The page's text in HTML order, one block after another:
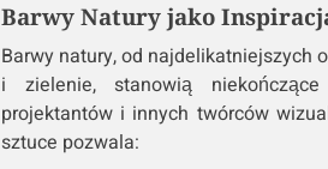
Barwy Natury jako
Barwy natury, od najdelikatniejszych
i zielenie, stanowią
projektantów i innych twórców
sztuce pozwala: